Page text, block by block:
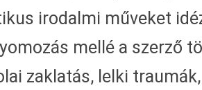
irodalmi műveket
mellé a szerző
zaklatás, lelki traumák,